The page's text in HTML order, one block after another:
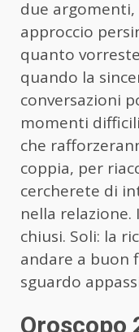
due
approccio
quanto
quando la
conversazioni
momenti
che
coppia, per
cercherete di
nella relazione.
chiusi. Soli: la
andare a buon
sguardo
Oroscopo